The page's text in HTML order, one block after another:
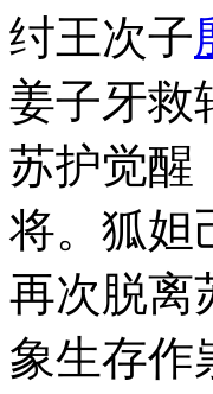
纣王次子
姜子牙救
苏护觉醒
将。狐妲
再次脱离
象生存作